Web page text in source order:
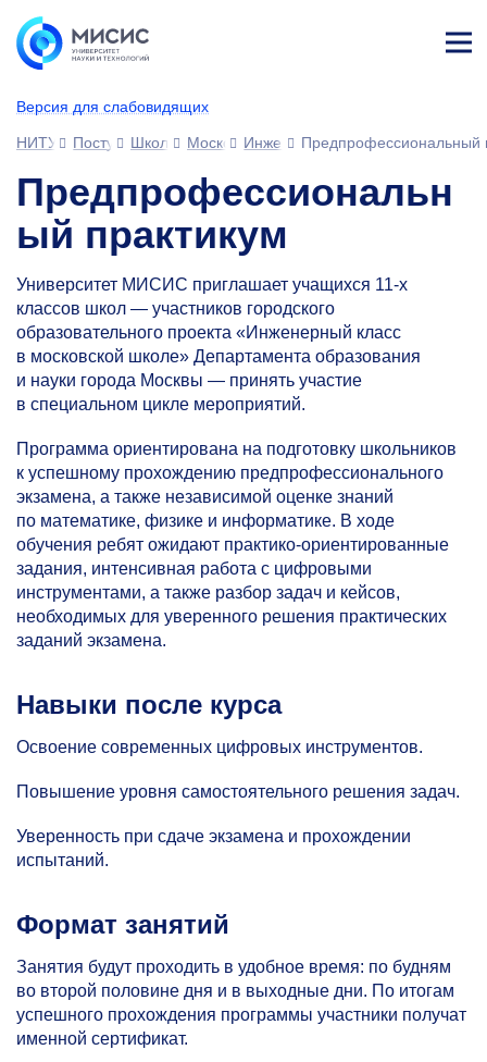
Версия для слабовидящих
ине
НИТУ МИСИСПоступающимШкольникамМосковские образовательные проекты
Инженерный класс в московской
Предпрофессиональный
Предпрофессиональн
ый практикум
Университет МИСИС приглашает учащихся 11-х
классов школ — участников городского
образовательного проекта «Инженерный класс
в московской школе» Департамента образования
и науки города Москвы — принять участие
в специальном цикле мероприятий.
Программа ориентирована на подготовку школьников
к успешному прохождению предпрофессионального
экзамена, а также независимой оценке знаний
по математике, физике и информатике. В ходе
обучения ребят ожидают практико-ориентированные
задания, интенсивная работа с цифровыми
инструментами, а также разбор задач и кейсов,
необходимых для уверенного решения практических
заданий экзамена.
Навыки после курса
Освоение современных цифровых инструментов.
Повышение уровня самостоятельного решения задач.
Уверенность при сдаче экзамена и прохождении
испытаний.
Формат занятий
Занятия будут проходить в удобное время: по будням
во второй половине дня и в выходные дни. По итогам
успешного прохождения программы участники получат
именной сертификат.